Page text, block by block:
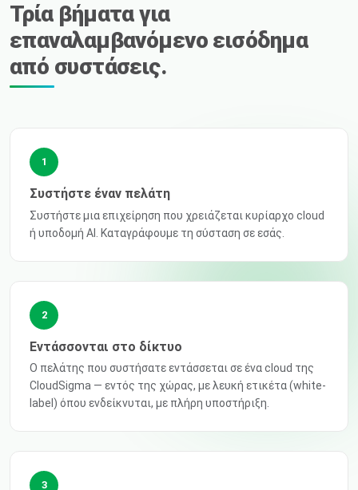
Τρία βήματα για
επαναλαμβανόμενο εισόδημα
από συστάσεις.
1
Συστήστε έναν πελάτη
Συστήστε μια επιχείρηση που χρειάζεται κυρίαρχο cloud
ή υποδομή AI. Καταγράφουμε τη σύσταση σε εσάς.
2
Εντάσσονται στο δίκτυο
Ο πελάτης που συστήσατε εντάσσεται σε ένα cloud της
CloudSigma — εντός της χώρας, με λευκή ετικέτα (white-
label) όπου ενδείκνυται, με πλήρη υποστήριξη.
3